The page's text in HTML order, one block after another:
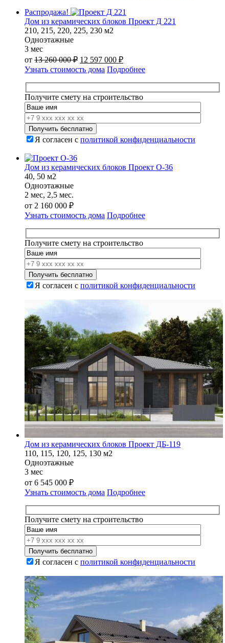
Распродажа!
Дом из керамических блоков Проект Д 221
210, 215, 220, 225, 230 м2
Одноэтажные
3 мес
от 13 260 000₽ Первоначальная
цена
составляла
13
260
12 597 000 ₽Текущая
цена:
12
597
000 ₽.
Узнать стоимость дома Подробнее
Получите смету на строительство
Я согласен с политикой конфиденциальности
Дом из керамических блоков Проект О-36
40, 50 м2
Одноэтажные
2 мес, 2,5 мес.
от 2 160 000 ₽
Узнать стоимость дома Подробнее
Получите смету на строительство
Я согласен с политикой конфиденциальности
Дом из керамических блоков Проект ДБ-119
110, 115, 120, 125, 130 м2
Одноэтажные
3 мес
от 6 545 000 ₽
Узнать стоимость дома Подробнее
Получите смету на строительство
Я согласен с политикой конфиденциальности